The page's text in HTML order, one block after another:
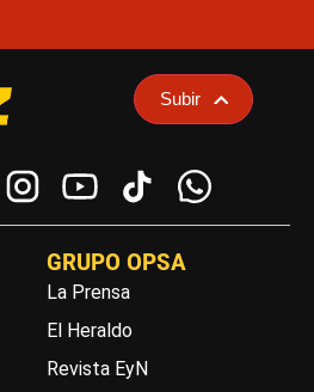
Subir
GRUPO OPSA
La Prensa
El Heraldo
Revista EyN